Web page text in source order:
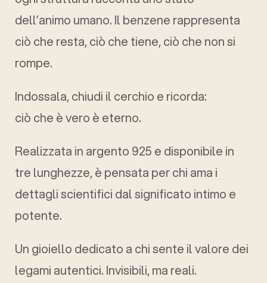
dell’animo umano. Il benzene rappresenta
ciò che resta, ciò che tiene, ciò che non si
rompe.
Indossala, chiudi il cerchio e ricorda:
ciò che è vero è eterno.
Realizzata in argento 925 e disponibile in
tre lunghezze, è pensata per chi ama i
dettagli scientifici dal significato intimo e
potente.
Un gioiello dedicato a chi sente il valore dei
legami autentici. Invisibili, ma reali.